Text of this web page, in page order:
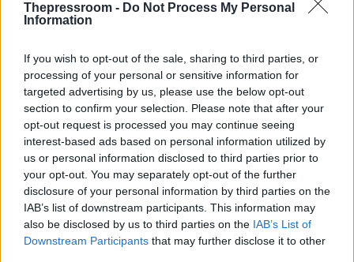
Thepressroom - Do Not Process My Personal
Information
If you wish to opt-out of the sale, sharing to third parties, or
processing of your personal or sensitive information for
targeted advertising by us, please use the below opt-out
section to confirm your selection. Please note that after your
opt-out request is processed you may continue seeing
interest-based ads based on personal information utilized by
us or personal information disclosed to third parties prior to
your opt-out. You may separately opt-out of the further
disclosure of your personal information by third parties on the
IAB’s list of downstream participants. This information may
also be disclosed by us to third parties on the IAB’s List of
Downstream Participants that may further disclose it to other